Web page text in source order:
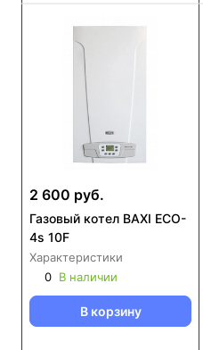
2 600 руб.
Газовый котел BAXI ECO-
4s 10F
Характеристики
0 В наличии
В корзину